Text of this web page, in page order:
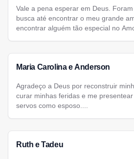
Vale a pena esperar em Deus.
busca até encontrar o meu grande
encontrar alguém tão especial no
Maria Carolina e Anderson
Agradeço a Deus por reconstruir
curar minhas feridas e me
servos como esposo....
Ruth e Tadeu